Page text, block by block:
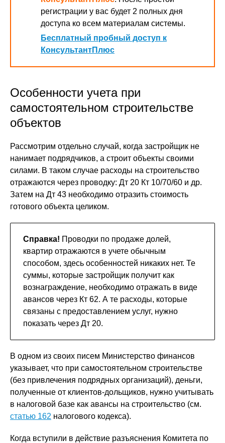
регистрации у вас будет 2 полных дня
доступа ко всем материалам системы.
Бесплатный пробный доступ к
КонсультантПлюс
Особенности учета при
самостоятельном строительстве
объектов
Рассмотрим отдельно случай, когда застройщик не
нанимает подрядчиков, а строит объекты своими
силами. В таком случае расходы на строительство
отражаются через проводку: Дт 20 Кт 10/70/60 и др.
Затем на Дт 43 необходимо отразить стоимость
готового объекта целиком.
Справка! Проводки по продаже долей,
квартир отражаются в учете обычным
способом, здесь особенностей никаких нет. Те
суммы, которые застройщик получит как
вознаграждение, необходимо отражать в виде
авансов через Кт 62. А те расходы, которые
связаны с предоставлением услуг, нужно
показать через Дт 20.
В одном из своих писем Министерство финансов
указывает, что при самостоятельном строительстве
(без привлечения подрядных организаций), деньги,
полученные от клиентов-дольщиков, нужно учитывать
в налоговой базе как авансы на строительство (см.
статью 162 налогового кодекса).
Когда вступили в действие разъяснения Комитета по